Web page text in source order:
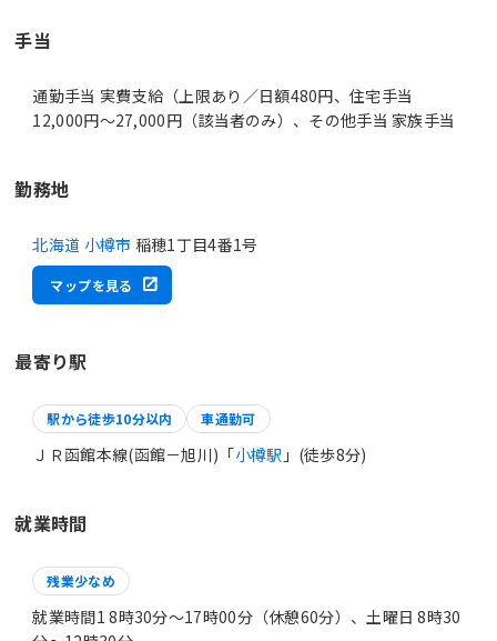
手当
通勤手当 実費支給（上限あり／日額480円、住宅手当
12,000円～27,000円（該当者のみ）、その他手当 家族手当
勤務地
北海道 小樽市 稲穂1丁目4番1号
マップを見る
最寄り駅
駅から徒歩10分以内 車通勤可
ＪＲ函館本線(函館－旭川)「小樽駅 」(徒歩8分)
就業時間
残業少なめ
就業時間1 8時30分〜17時00分（休憩60分）、土曜日 8時30